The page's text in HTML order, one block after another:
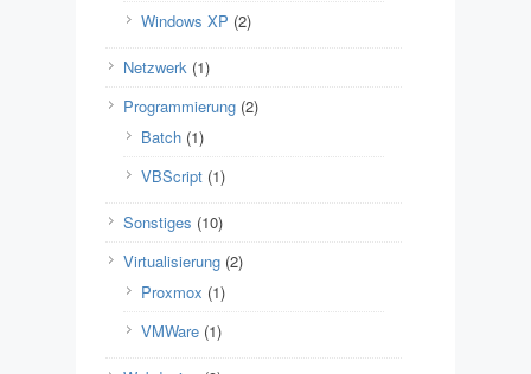
Windows XP (2)
Netzwerk (1)
Programmierung (2)
Batch (1)
VBScript (1)
Sonstiges (10)
Virtualisierung (2)
Proxmox (1)
VMWare (1)